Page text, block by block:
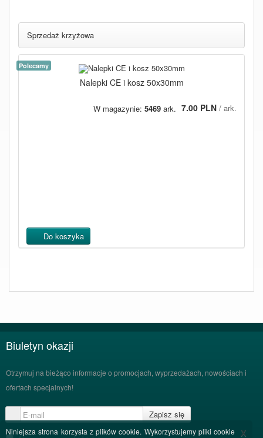
Sprzedaż krzyżowa
Polecamy
Nalepki CE i kosz 50x30mm
7.00 PLN / ark.
Do koszyka
W magazynie: 5469ark.
Biuletyn okazji
Otrzymuj na bieżąco informacje o promocjach, wyprzedażach, nowościach i
ofertach specjalnych!
Zapisz się
x
Niniejsza strona korzysta z plików cookie. Wykorzystujemy pliki cookie